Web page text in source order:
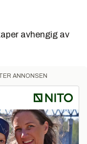
avhengig av
ANNONSEN